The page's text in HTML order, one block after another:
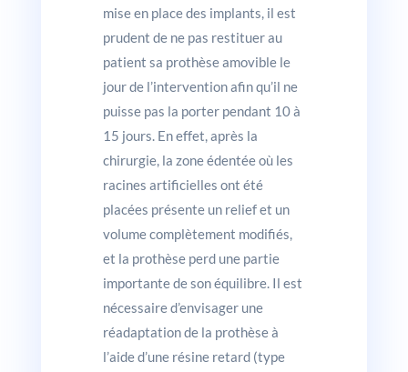
mise en place des implants, il est
prudent de ne pas restituer au
patient sa prothèse amovible le
jour de l’intervention afin qu’il ne
puisse pas la porter pendant 10 à
15 jours. En effet, après la
chirurgie, la zone édentée où les
racines artificielles ont été
placées présente un relief et un
volume complètement modifiés,
et la prothèse perd une partie
importante de son équilibre. Il est
nécessaire d’envisager une
réadaptation de la prothèse à
l’aide d’une résine retard (type